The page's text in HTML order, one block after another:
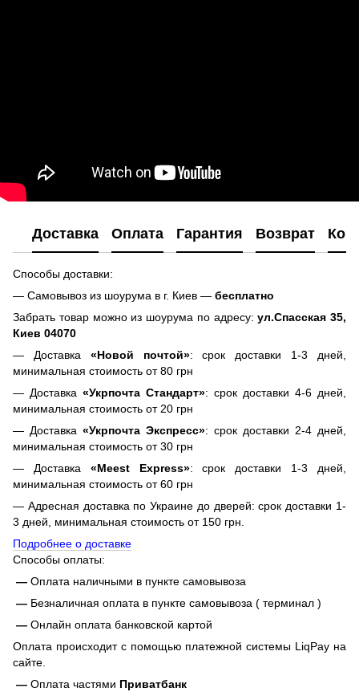
Доставка Оплата Гарантия Возврат
Способы доставки:
— Самовывоз из шоурума в г. Киев — бесплатно
Забрать товар можно из шоурума по адресу:ул.Спасская 35,
Киев 04070
— Доставка «Новой почтой»: срок доставки 1-3 дней,
минимальная стоимость от 80 грн
— Доставка «Укрпочта Стандарт»: срок доставки 4-6 дней,
минимальная стоимость от 20 грн
— Доставка «Укрпочта Экспресс»: срок доставки 2-4 дней,
минимальная стоимость от 30 грн
— Доставка «Meest Express»: срок доставки 1-3 дней,
минимальная стоимость от 60 грн
— Адресная доставка по Украине до дверей: срок доставки 1-
3 дней, минимальная стоимость от 150 грн.
Подробнее о доставке
Способы оплаты:
— Оплата наличными в пункте самовывоза
— Безналичная оплата в пункте самовывоза ( терминал )
— Онлайн оплата банковской картой
Оплата происходит с помощью платежной системы LiqPay на
сайте.
— Оплата частями Приватбанк